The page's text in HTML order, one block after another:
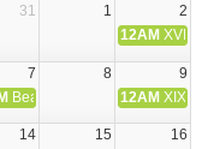
31 1
2
12AM XVIII
7 8
9
del Señor
Beatos Cruz Laplana,
12AM XIX
14 15
16